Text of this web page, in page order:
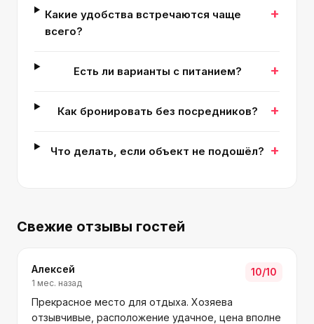
Какие удобства встречаются чаще
всего?
+
Есть ли варианты с питанием? +
Как бронировать без посредников? +
Что делать, если объект не подошёл? +
Свежие отзывы гостей
Алексей
1 мес. назад
10/10
Прекрасное место для отдыха. Хозяева
отзывчивые, расположение удачное, цена вполне